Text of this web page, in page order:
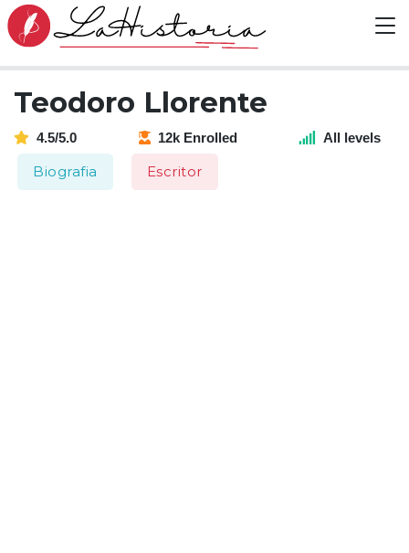
Teodoro Llorente
4.5/5.0 12k Enrolled All levels
Biografia Escritor